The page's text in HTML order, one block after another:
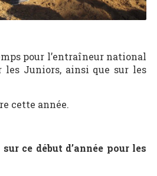
pour l’entraîneur national
Juniors, ainsi que sur les
cette année.
ce début d’année pour les